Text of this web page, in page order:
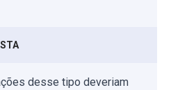
desse tipo deveriam